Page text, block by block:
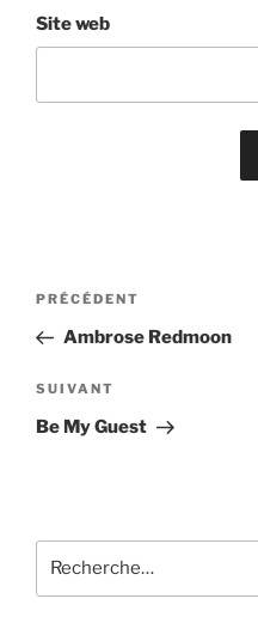
Site web
Navigation
l’article
Article
précédent
PRÉCÉDENT
Ambrose Redmoon
Article
suivant
SUIVANT
Be My Guest
pour